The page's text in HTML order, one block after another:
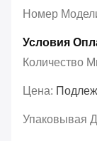
Номер
Условия
Количество
Цена:
Упаковывая